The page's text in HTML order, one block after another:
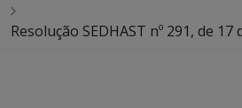
Resolução SEDHAST nº 291, de 17